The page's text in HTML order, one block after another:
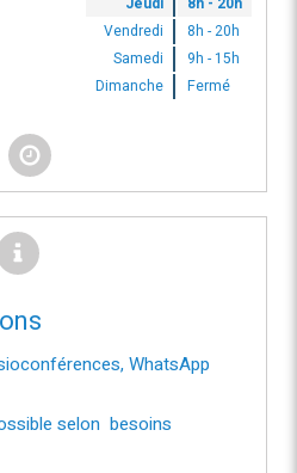
Vendredi
8h - 20h
Samedi
9h - 15h
Dimanche
Fermé
WhatsApp
selon besoins